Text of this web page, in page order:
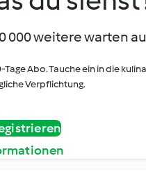
000 weitere warten
Abo. Tauche ein in die
Verpflichtung.